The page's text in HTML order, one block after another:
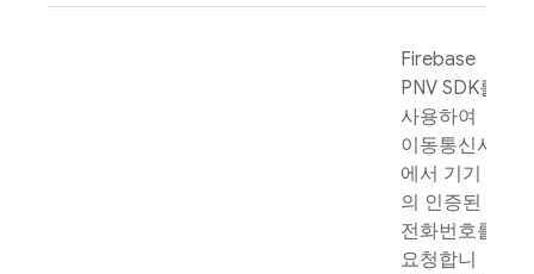
Firebase
PNV SDK를
사용하여
이동통신사
에서 기기
의 인증된
전화번호를
요청합니